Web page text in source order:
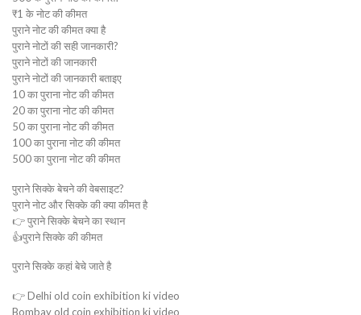
₹1 के नोट की कीमत
पुराने नोट की कीमत क्या है
पुराने नोटों की सही जानकारी?
पुराने नोटों की जानकारी
पुराने नोटों की जानकारी बताइए
10 का पुराना नोट की कीमत
20 का पुराना नोट की कीमत
50 का पुराना नोट की कीमत
100 का पुराना नोट की कीमत
500 का पुराना नोट की कीमत
पुराने सिक्के बेचने की वेबसाइट?
पुराने नोट और सिक्के की क्या कीमत है
👉 पुराने सिक्के बेचने का स्थान
👍पुराने सिक्के की कीमत
पुराने सिक्के कहां बेचे जाते है
👉 Delhi old coin exhibition ki video
Bombay old coin exhibition ki video